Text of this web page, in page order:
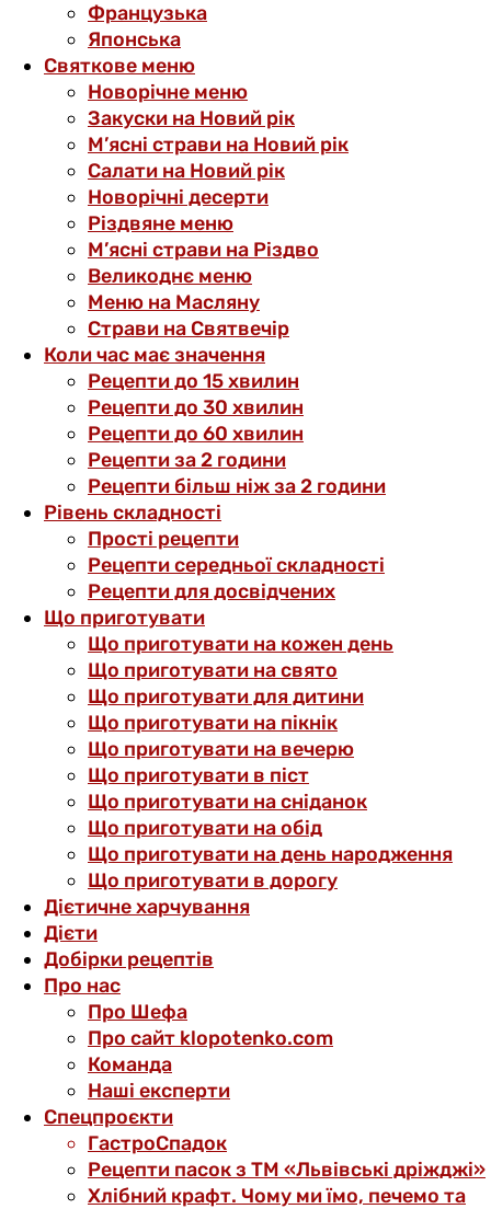
Французька
Японська
Святкове меню
Новорічне меню
Закуски на Новий рік
М’ясні страви на Новий рік
Салати на Новий рік
Новорічні десерти
Різдвяне меню
М’ясні страви на Різдво
Великоднє меню
Меню на Масляну
Страви на Святвечір
Коли час має значення
Рецепти до 15 хвилин
Рецепти до 30 хвилин
Рецепти до 60 хвилин
Рецепти за 2 години
Рецепти більш ніж за 2 години
Рівень складності
Прості рецепти
Рецепти середньої складності
Рецепти для досвідчених
Що приготувати
Що приготувати на кожен день
Що приготувати на свято
Що приготувати для дитини
Що приготувати на пікнік
Що приготувати на вечерю
Що приготувати в піст
Що приготувати на сніданок
Що приготувати на обід
Що приготувати на день народження
Що приготувати в дорогу
Дієтичне харчування
Дієти
Добірки рецептів
Про нас
Про Шефа
Про сайт klopotenko.com
Команда
Наші експерти
Спецпроєкти
ГастроСпадок
Рецепти пасок з ТМ «Львівські дріжджі»
Хлібний крафт. Чому ми їмо, печемо та